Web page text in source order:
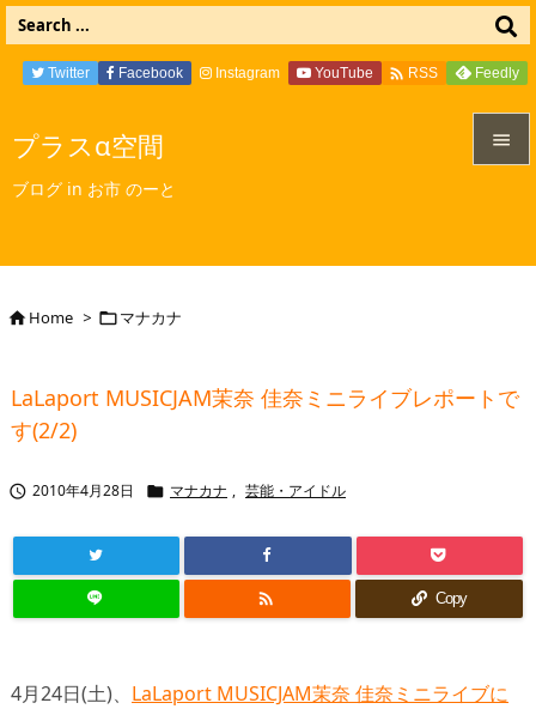
プラスα空間
ブログ in お市 のーと

次へ
Twitter Facebook Instagram YouTube  RSS Feedly
Home > マナカナ
LaLaport MUSICJAM茉奈 佳奈ミニライブレポートで
す(2/2)
 2010年4月28日  マナカナ , 芸能・アイドル
 Copy
4月24日(土)、 LaLaport MUSICJAM茉奈 佳奈ミニライブに